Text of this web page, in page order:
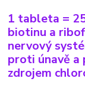
1 tableta =
biotinu a
nervový
proti únavě a
zdrojem